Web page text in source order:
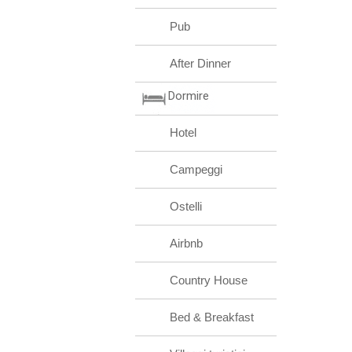
Pub
After Dinner
Dormire
Hotel
Campeggi
Ostelli
Airbnb
Country House
Bed & Breakfast